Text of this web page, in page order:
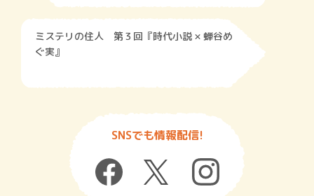
ミステリの住人 第３回『時代小説 × 蝉谷め
ぐ実』
SNSでも情報配信!